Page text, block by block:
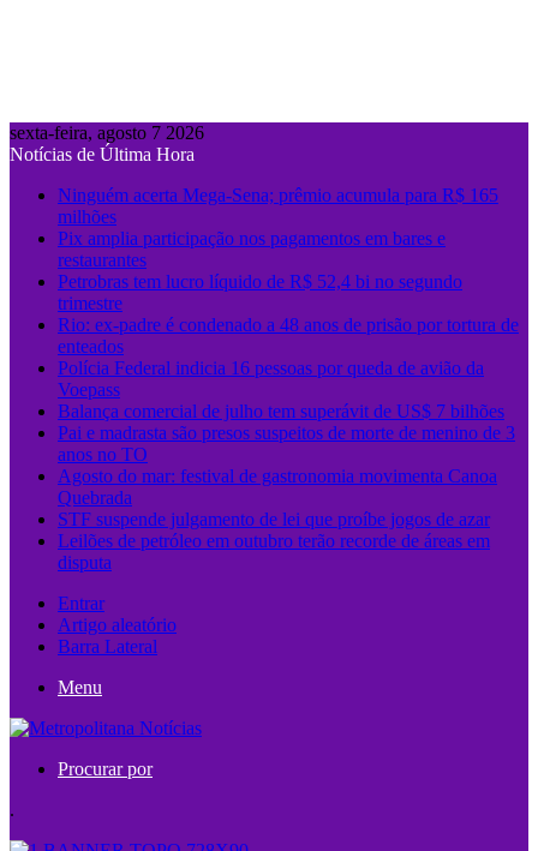
sexta-feira, agosto 7 2026
Notícias de Última Hora
Ninguém acerta Mega-Sena; prêmio acumula para R$ 165
milhões
Pix amplia participação nos pagamentos em bares e
restaurantes
Petrobras tem lucro líquido de R$ 52,4 bi no segundo
trimestre
Rio: ex-padre é condenado a 48 anos de prisão por tortura de
enteados
Polícia Federal indicia 16 pessoas por queda de avião da
Voepass
Balança comercial de julho tem superávit de US$ 7 bilhões
Pai e madrasta são presos suspeitos de morte de menino de 3
anos no TO
Agosto do mar: festival de gastronomia movimenta Canoa
Quebrada
STF suspende julgamento de lei que proíbe jogos de azar
Leilões de petróleo em outubro terão recorde de áreas em
disputa
Entrar
Artigo aleatório
Barra Lateral
Menu
Procurar por
.